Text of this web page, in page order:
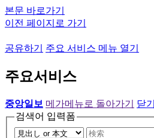
본문 바로가기
이전 페이지로 가기
공유하기 주요 서비스 메뉴 열기
주요서비스
중앙일보 메가메뉴로 돌아가기
닫기
검색어 입력폼